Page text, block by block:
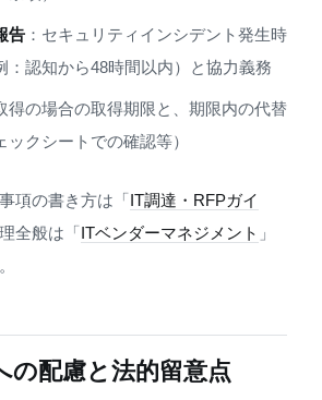
告 ：セキュリティインシデント発生時
：認知から48時間以内）と協力義務
得の場合の取得期限と、期限内の代替
クシートでの確認等）
項の書き方は「IT調達・RFPガイ
全般は「ITベンダーマネジメント 」
の配慮と法的留意点